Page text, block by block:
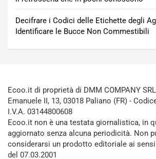
Decifrare i Codici delle Etichette degli
Identificare le Bucce Non Commestibili
Ecoo.it di proprietà di DMM COMPANY
Emanuele II, 13, 03018 Paliano (FR) -
I.V.A. 03144800608
Ecoo.it non è una testata giornalistica, in
aggiornato senza alcuna periodicità. Non
considerarsi un prodotto editoriale ai
del 07.03.2001